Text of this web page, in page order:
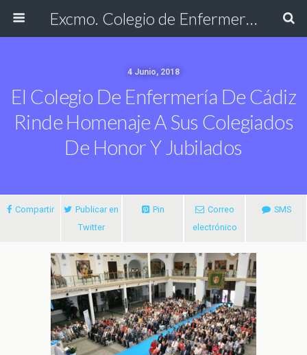
Excmo. Colegio de Enfermería de Cádiz
4 Junio, 2018
El Colegio De Enfermería De Cádiz
Rinde Homenaje A Sus Colegiados
De Honor Y Jubilados
Compartir
Publicar en
Twitter
Pin
Correo
electrónico
SMS